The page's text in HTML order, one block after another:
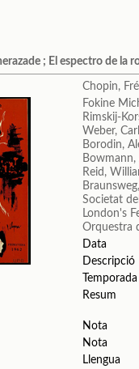
; El espectro de la
Chopin,
Fokine
Rimskij-
Weber,
Borodin,
Bowmann,
Reid,
Societat
London's
Orquestra
Data
Descripció
Temporada
Resum
Nota
Nota
Llengua